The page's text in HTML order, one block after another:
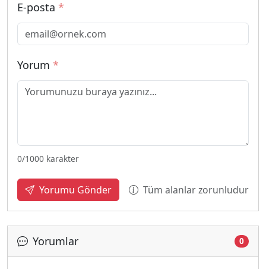
E-posta *
Yorum *
0/1000 karakter
Yorumu Gönder Tüm alanlar zorunludur
Yorumlar 0